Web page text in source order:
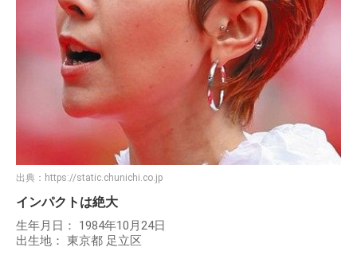
出典： https://static.chunichi.co.jp
インパクトは絶大
生年月日： 1984年10月24日
出生地： 東京都 足立区